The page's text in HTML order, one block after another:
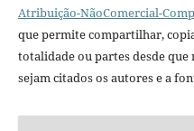
Atribuição-NãoComercial-
que permite compartilhar,
totalidade ou partes desde
sejam citados os autores e a